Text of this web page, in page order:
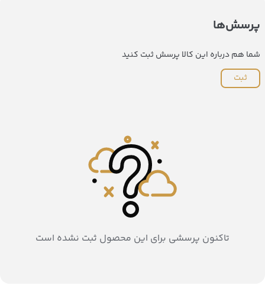
پرسش‌ها
شما هم درباره این کالا پرسش ثبت کنید
ثبت
تاکنون پرسشی برای این محصول ثبت نشده است